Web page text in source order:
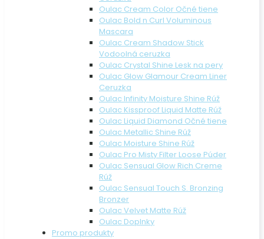
Oulac Cream Color Očné tiene
Oulac Bold n Curl Voluminous
Mascara
Oulac Cream Shadow Stick
Vodoolná ceruzka
Oulac Crystal Shine Lesk na pery
Oulac Glow Glamour Cream Liner
Ceruzka
Oulac Infinity Moisture Shine Rúž
Oulac Kissproof Liquid Matte Rúž
Oulac Liquid Diamond Očné tiene
Oulac Metallic Shine Rúž
Oulac Moisture Shine Rúž
Oulac Pro Misty Filter Loose Púder
Oulac Sensual Glow Rich Creme
Rúž
Oulac Sensual Touch S. Bronzing
Bronzer
Oulac Velvet Matte Rúž
Oulac Doplnky
Promo produkty